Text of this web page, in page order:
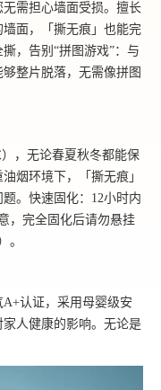
需担心墙面受损。擅长
面，「撕无痕」也能完
，告别“拼图游戏”：与
整片脱落，无需像拼图
，无论春夏秋冬都能保
烟环境下，「撕无痕」
。快速固化：12小时内
，完全固化后请勿悬挂
。
认证，采用母婴级安
人健康的影响。无论是